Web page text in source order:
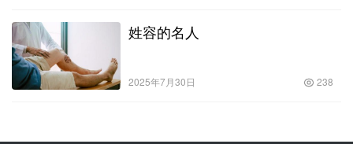
姓容的名人
2025年7月30日 238